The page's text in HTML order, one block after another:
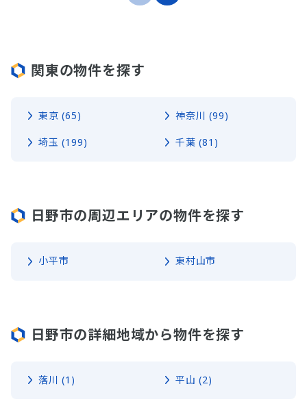
関東の物件を探す
東京 (65) 神奈川 (99)
埼玉 (199) 千葉 (81)
日野市の周辺エリアの物件を探す
小平市 東村山市
日野市の詳細地域から物件を探す
落川 (1) 平山 (2)